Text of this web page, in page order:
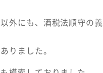
外にも、酒税法順守の義
りました。